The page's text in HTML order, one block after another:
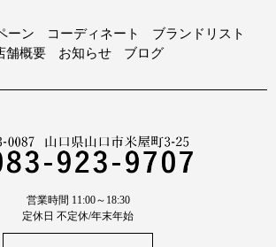
ーン コーディネート
ブランドリスト
舗概要
お知らせ ブログ
営業時間 11:00～18:30
定休日 不定休/年末年始